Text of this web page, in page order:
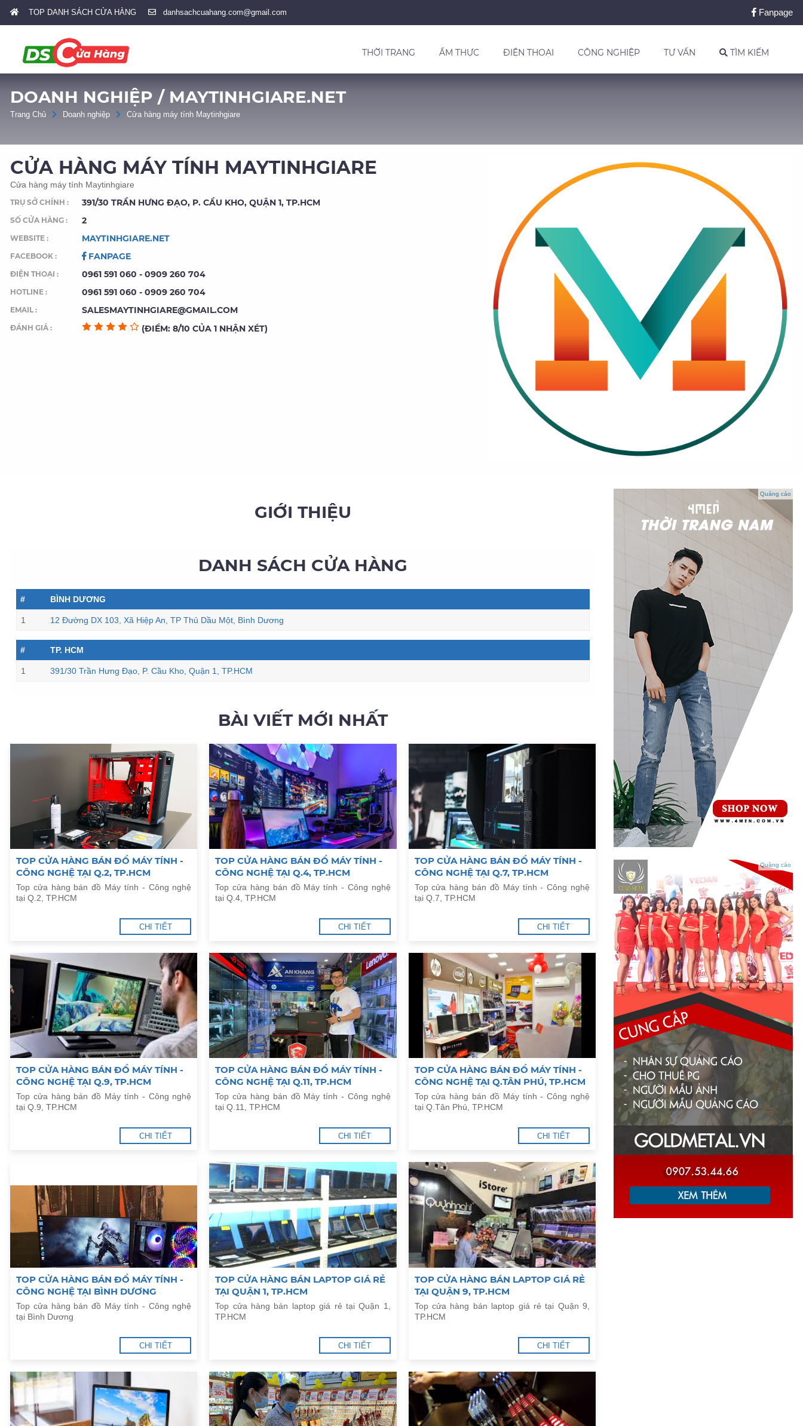
TOP DANH SÁCH CỬA HÀNG danhsachcuahang.com@gmail.com Fanpage
THỜI TRANG ẨM THỰC ĐIỆN THOẠI CÔNG NGHIỆP TƯ VẤN TÌM KIẾM
DOANH NGHIỆP / MAYTINHGIARE.NET
Trang Chủ Doanh nghiệp Cửa hàng máy tính Maytinhgiare
CỬA HÀNG MÁY TÍNH MAYTINHGIARE
Cửa hàng máy tính Maytinhgiare
TRỤ SỞ CHÍNH : 391/30 TRẦN HƯNG ĐẠO, P. CẦU KHO, QUẬN 1, TP.HCM
SỐ CỬA HÀNG : 2
WEBSITE : MAYTINHGIARE.NET
FACEBOOK : FANPAGE
ĐIỆN THOẠI : 0961 591 060 - 0909 260 704
HOTLINE : 0961 591 060 - 0909 260 704
EMAIL : SALESMAYTINHGIARE@GMAIL.COM
ĐÁNH GIÁ : (ĐIỂM: 8/10 CỦA 1 NHẬN XÉT)
GIỚI THIỆU
DANH SÁCH CỬA HÀNG
# BÌNH DƯƠNG
1 12 Đường DX 103, Xã Hiệp An, TP Thủ Dầu Một, Bình Dương
# TP. HCM
1 391/30 Trần Hưng Đạo, P. Cầu Kho, Quận 1, TP.HCM
BÀI VIẾT MỚI NHẤT
TOP CỬA HÀNG BÁN ĐỒ MÁY TÍNH -
CÔNG NGHỆ TẠI Q.2, TP.HCM
Top cửa hàng bán đồ Máy tính - Công nghệ
tại Q.2, TP.HCM
CHI TIẾT
TOP CỬA HÀNG BÁN ĐỒ MÁY TÍNH -
CÔNG NGHỆ TẠI Q.4, TP.HCM
Top cửa hàng bán đồ Máy tính - Công nghệ
tại Q.4, TP.HCM
CHI TIẾT
TOP CỬA HÀNG BÁN ĐỒ MÁY TÍNH -
CÔNG NGHỆ TẠI Q.7, TP.HCM
Top cửa hàng bán đồ Máy tính - Công nghệ
tại Q.7, TP.HCM
CHI TIẾT
TOP CỬA HÀNG BÁN ĐỒ MÁY TÍNH -
CÔNG NGHỆ TẠI Q.9, TP.HCM
Top cửa hàng bán đồ Máy tính - Công nghệ
tại Q.9, TP.HCM
CHI TIẾT
TOP CỬA HÀNG BÁN ĐỒ MÁY TÍNH -
CÔNG NGHỆ TẠI Q.11, TP.HCM
Top cửa hàng bán đồ Máy tính - Công nghệ
tại Q.11, TP.HCM
CHI TIẾT
TOP CỬA HÀNG BÁN ĐỒ MÁY TÍNH -
CÔNG NGHỆ TẠI Q.TÂN PHÚ, TP.HCM
Top cửa hàng bán đồ Máy tính - Công nghệ
tại Q.Tân Phú, TP.HCM
CHI TIẾT
TOP CỬA HÀNG BÁN ĐỒ MÁY TÍNH -
CÔNG NGHỆ TẠI BÌNH DƯƠNG
Top cửa hàng bán đồ Máy tính - Công nghệ
tại Bình Dương
CHI TIẾT
TOP CỬA HÀNG BÁN LAPTOP GIÁ RẺ
TẠI QUẬN 1, TP.HCM
Top cửa hàng bán laptop giá rẻ tại Quận 1,
TP.HCM
CHI TIẾT
TOP CỬA HÀNG BÁN LAPTOP GIÁ RẺ
TẠI QUẬN 9, TP.HCM
Top cửa hàng bán laptop giá rẻ tại Quận 9,
TP.HCM
CHI TIẾT
Quảng cáo
Quảng cáo